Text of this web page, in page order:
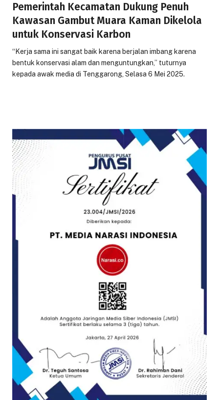
Pemerintah Kecamatan Dukung Penuh
Kawasan Gambut Muara Kaman Dikelola
untuk Konservasi Karbon
“Kerja sama ini sangat baik karena berjalan imbang karena
bentuk konservasi alam dan menguntungkan,” tuturnya
kepada awak media di Tenggarong, Selasa 6 Mei 2025.